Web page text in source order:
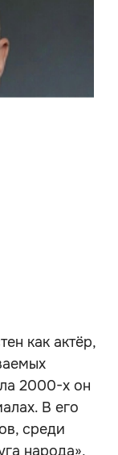
как актёр,
2000-х он
В его
среди
народа»,